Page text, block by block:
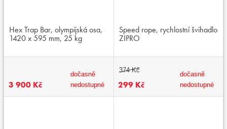
Hex Trap Bar, olympijská osa,
1420 x 595 mm, 25 kg
3 900 Kč
dočasně
nedostupné
Speed rope, rychlostní švihadlo
ZIPRO
374 Kč
299 Kč
dočasně
nedostupné